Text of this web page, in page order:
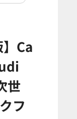
】Ca
世
フ